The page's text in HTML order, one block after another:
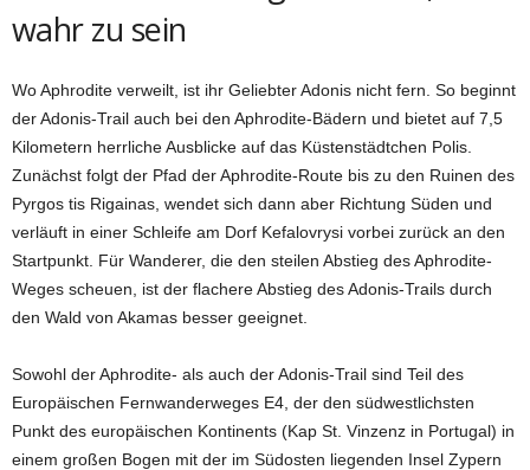
wahr zu sein
Wo Aphrodite verweilt, ist ihr Geliebter Adonis nicht fern. So beginnt
der Adonis-Trail auch bei den Aphrodite-Bädern und bietet auf 7,5
Kilometern herrliche Ausblicke auf das Küstenstädtchen Polis.
Zunächst folgt der Pfad der Aphrodite-Route bis zu den Ruinen des
Pyrgos tis Rigainas, wendet sich dann aber Richtung Süden und
verläuft in einer Schleife am Dorf Kefalovrysi vorbei zurück an den
Startpunkt. Für Wanderer, die den steilen Abstieg des Aphrodite-
Weges scheuen, ist der flachere Abstieg des Adonis-Trails durch
den Wald von Akamas besser geeignet.
Sowohl der Aphrodite- als auch der Adonis-Trail sind Teil des
Europäischen Fernwanderweges E4, der den südwestlichsten
Punkt des europäischen Kontinents (Kap St. Vinzenz in Portugal) in
einem großen Bogen mit der im Südosten liegenden Insel Zypern